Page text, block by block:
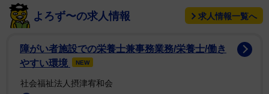
も添えた。
最後には「Ｍ Ａ Ｇ Ｏ 孫（まご）～×２♪俺もお
じいちゃん～公表しました～♪」と、自身のヒット曲
「佐賀県」の替え歌で喜びを示していた。
よろず〜の求人情報 求人情報一覧へ
障がい者施設での栄養士兼事務業務/栄養士/働き
やすい環境
NEW
社会福祉法人摂津宥和会